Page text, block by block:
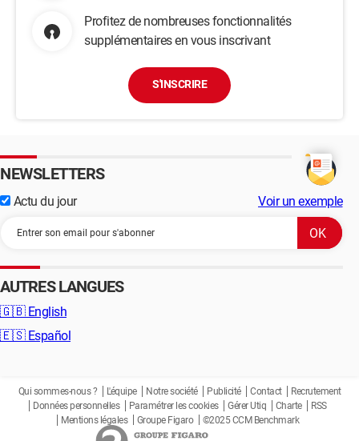
Profitez de nombreuses fonctionnalités
supplémentaires en vous inscrivant
S'INSCRIRE
NEWSLETTERS
Actu du jour Voir un exemple
AUTRES LANGUES
🇬🇧 English
🇪🇸 Español
Qui sommes-nous ? L'équipe Notre société Publicité Contact
Recrutement
Données personnelles
Paramétrer les cookies Gérer Utiq Charte
RSS
Mentions légales
Groupe Figaro ©2025 CCM Benchmark